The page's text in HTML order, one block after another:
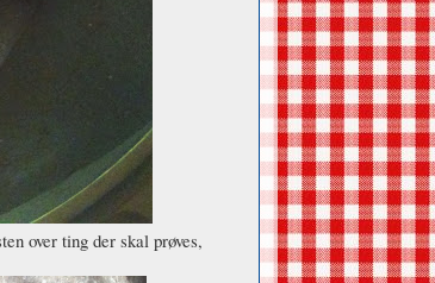
over ting der skal prøves,